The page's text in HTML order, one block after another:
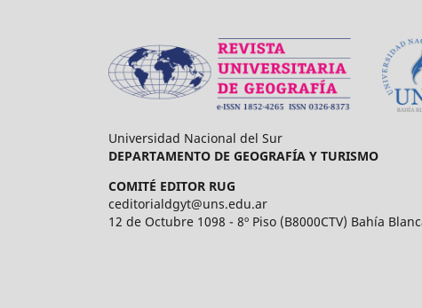
Universidad Nacional del Sur
DEPARTAMENTO DE GEOGRAFÍA Y TURISMO
COMITÉ EDITOR RUG
ceditorialdgyt@uns.edu.ar
12 de Octubre 1098 - 8º Piso (B8000CTV) Bahía